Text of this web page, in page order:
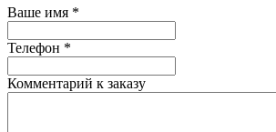
Ваше имя *
Телефон *
Комментарий к заказу